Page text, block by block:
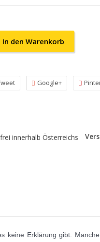
In den Warenkorb
Google+
keine Erklärung gibt.